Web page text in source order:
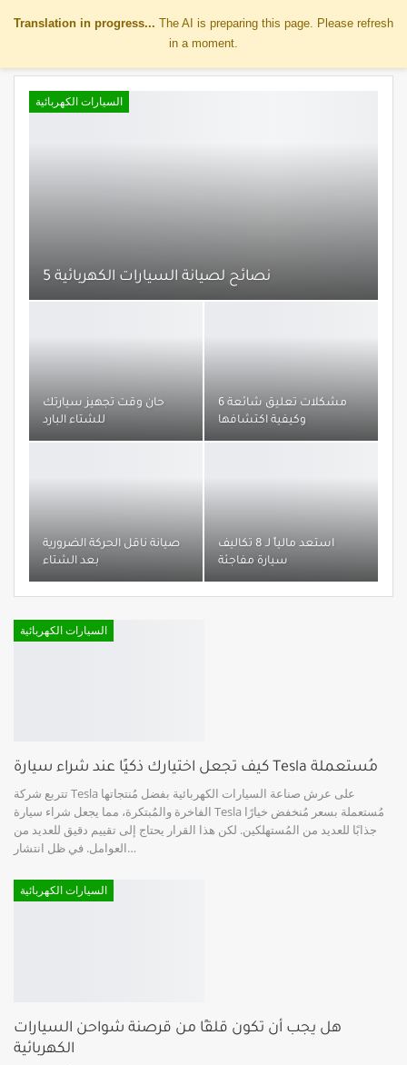
Translation in progress... The AI is preparing this page. Please refresh
in a moment.
السيارات الكهربائية
5 نصائح لصيانة السيارات الكهربائية
حان وقت تجهيز سيارتك
للشتاء البارد
6 مشكلات تعليق شائعة
وكيفية اكتشافها
صيانة ناقل الحركة الضرورية
بعد الشتاء
استعد مالياً لـ 8 تكاليف
سيارة مفاجئة
السيارات الكهربائية
كيف تجعل اختيارك ذكيًا عند شراء سيارة Tesla مُستعملة
تتربع شركة Tesla على عرش صناعة السيارات الكهربائية بفضل مُنتجاتها
الفاخرة والمُبتكرة، مما يجعل شراء سيارة Tesla مُستعملة بسعر مُنخفض خيارًا
جذابًا للعديد من المُستهلكين. لكن هذا القرار يحتاج إلى تقييم دقيق للعديد من
العوامل. في ظل انتشار…
السيارات الكهربائية
هل يجب أن تكون قلقًا من قرصنة شواحن السيارات
الكهربائية